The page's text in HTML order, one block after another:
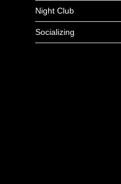
Night Club
Socializing